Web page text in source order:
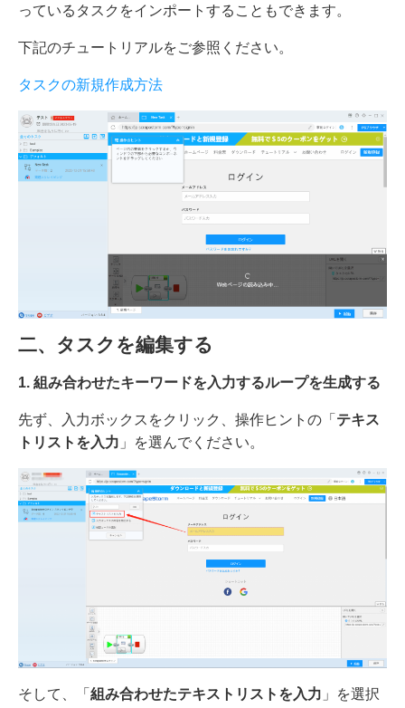
っているタスクをインポートすることもできます。
下記のチュートリアルをご参照ください。
タスクの新規作成方法
二、タスクを編集する
1. 組み合わせたキーワードを入力するループを生成する
先ず、入力ボックスをクリック、操作ヒントの「 テキス
トリストを入力 」を選んでください。
そして、「 組み合わせたテキストリストを入力 」を選択